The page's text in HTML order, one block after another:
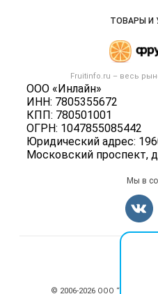
Fruitinfo.ru – весь
ООО «Инлайн»
ИНН: 7805355672
КПП: 780501001
ОГРН: 1047855085442
Юридический адрес:
Московский проспект,
Контактная
Политика обработки
ТОВАРЫ И
Готовая
Карта
Мы в
© 2006‑2026 ООО